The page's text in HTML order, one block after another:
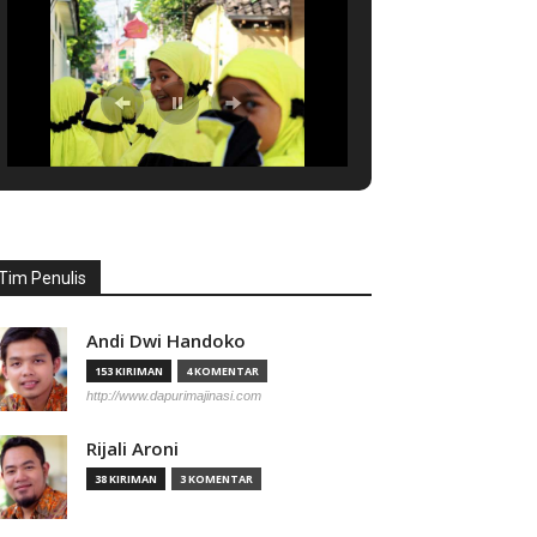
Penulis
Andi Dwi Handoko
153 KIRIMAN 4 KOMENTAR
http://www.dapurimajinasi.com
Rijali Aroni
38 KIRIMAN 3 KOMENTAR